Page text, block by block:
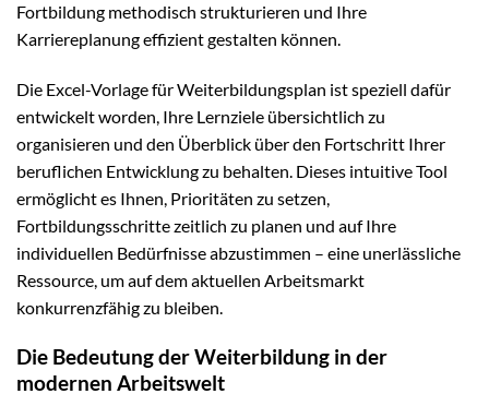
Fortbildung methodisch strukturieren und Ihre
Karriereplanung effizient gestalten können.
Die Excel-Vorlage für Weiterbildungsplan ist speziell dafür
entwickelt worden, Ihre Lernziele übersichtlich zu
organisieren und den Überblick über den Fortschritt Ihrer
beruflichen Entwicklung zu behalten. Dieses intuitive Tool
ermöglicht es Ihnen, Prioritäten zu setzen,
Fortbildungsschritte zeitlich zu planen und auf Ihre
individuellen Bedürfnisse abzustimmen – eine unerlässliche
Ressource, um auf dem aktuellen Arbeitsmarkt
konkurrenzfähig zu bleiben.
Die Bedeutung der Weiterbildung in der
modernen Arbeitswelt